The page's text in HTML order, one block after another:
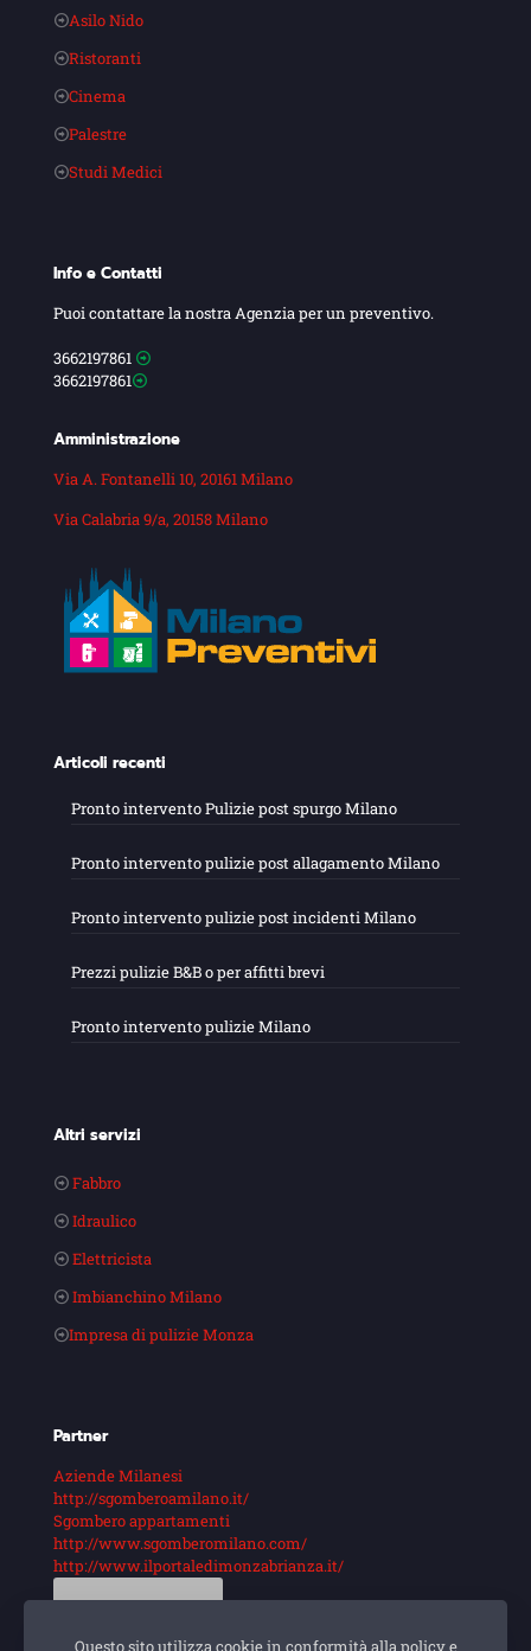
Asilo Nido
Ristoranti
Cinema
Palestre
Studi Medici
Info e Contatti
Puoi contattare la nostra Agenzia per un preventivo.
3662197861
3662197861
Amministrazione
Via A. Fontanelli 10, 20161 Milano
Via Calabria 9/a, 20158 Milano
Articoli recenti
Pronto intervento Pulizie post spurgo Milano
Pronto intervento pulizie post allagamento Milano
Pronto intervento pulizie post incidenti Milano
Prezzi pulizie B&B o per affitti brevi
Pronto intervento pulizie Milano
Altri servizi
Fabbro
Idraulico
Elettricista
Imbianchino Milano
Impresa di pulizie Monza
Partner
Aziende Milanesi
http://sgomberoamilano.it/
Sgombero appartamenti
http://www.sgomberomilano.com/
http://www.ilportaledimonzabrianza.it/
Guarda di più
Questo sito utilizza cookie in conformità alla policy e